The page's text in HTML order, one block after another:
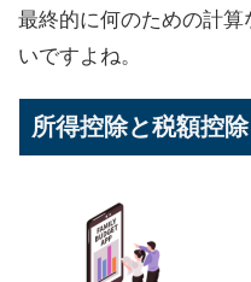
最終的に何のための計
いですよね。
所得控除と税額控除